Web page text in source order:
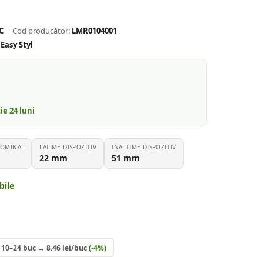
| Cod producător: LMR0104001
Easy Styl
24luni
LATIME DISPOZITIV
22 mm
INALTIME DISPOZITIV
51 mm
10–24 buc→ 8.46lei/buc(-4%)